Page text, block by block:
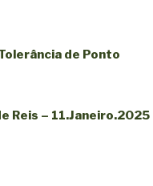
de Ponto
Reis – 11.Janeiro.2025